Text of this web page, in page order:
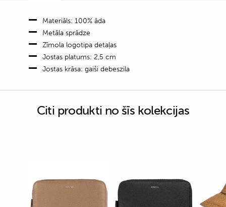
Materiāls: 100% āda
Metāla sprādze
Zīmola logotipa detaļas
Jostas platums: 2,5 cm
Jostas krāsa: gaiši debeszila
Citi produkti no šīs kolekcijas